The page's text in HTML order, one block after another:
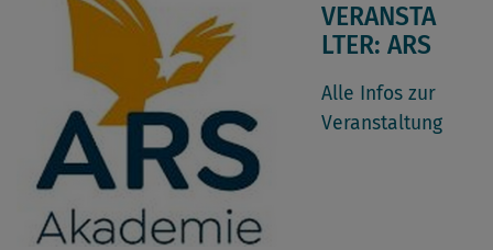
VERANSTA
LTER: ARS
Alle Infos zur
Veranstaltung